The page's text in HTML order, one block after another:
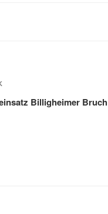
Billigheimer Bruch